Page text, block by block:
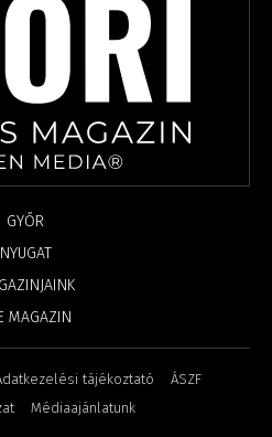
GYŐR
NYUGAT
MAGAZIN
tájékoztató
ÁSZF
Médiaajánlatunk